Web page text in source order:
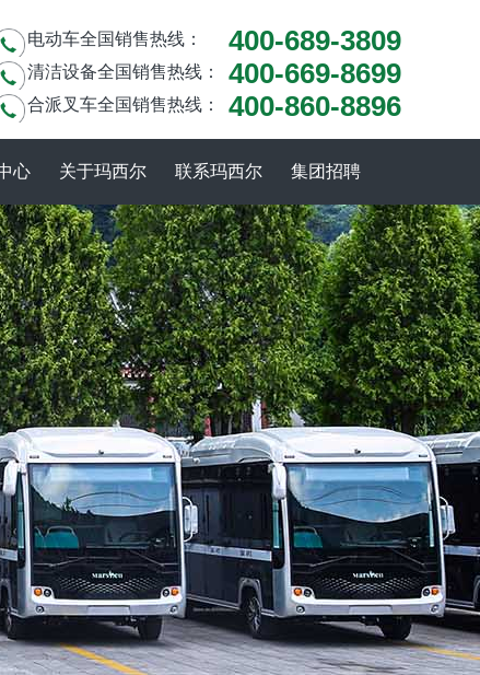
电动车全国销售热线： 400-689-3809
清洁设备全国销售热线： 400-669-8699
合派叉车全国销售热线： 400-860-8896
心 关于玛西尔 联系玛西尔 集团招聘